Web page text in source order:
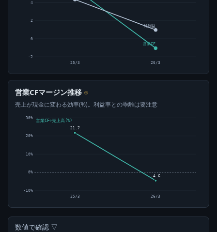
-2
0
2
4
営業CF
純利益
25/3 26/3
営業CFマージン推移 ⊙
売上が現金に変わる効率(%)。利益率との乖離は要注意
-10%
0%
10%
20%
30%
21.7
25/3
-4.6
26/3
営業CF÷売上高(%)
数値で確認 ▽